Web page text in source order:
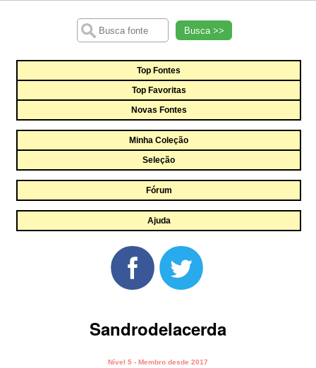
Busca >>
Top Fontes
Top Favoritas
Novas Fontes
Minha Coleção
Seleção
Fórum
Ajuda
Sandrodelacerda
Nível 5 - Membro desde 2017